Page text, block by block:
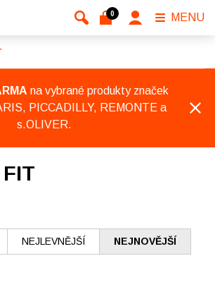
na vybrané produkty značek
PICCADILLY, REMONTE a
s.OLIVER.
NEJLEVNĚJŠÍ NEJNOVĚJŠÍ
0 MENU